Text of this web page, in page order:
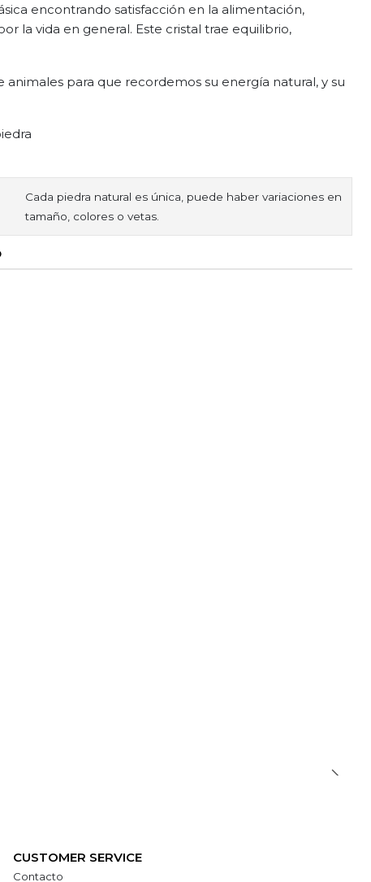
encontrando satisfacción en la alimentación,
la vida en general. Este cristal trae equilibrio,
animales para que recordemos su energía natural, y su
Cada piedra natural es única, puede haber variaciones en
tamaño, colores o vetas.
CUSTOMER SERVICE
Contacto